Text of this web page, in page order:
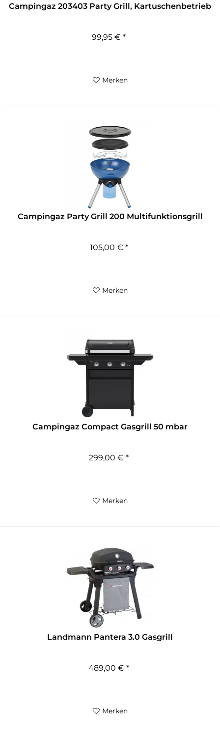
Campingaz 203403 Party Grill, Kartuschenbetrieb
99,95 € *
Merken
Campingaz Party Grill 200 Multifunktionsgrill
105,00 € *
Merken
Campingaz Compact Gasgrill 50 mbar
299,00 € *
Merken
Landmann Pantera 3.0 Gasgrill
489,00 € *
Merken